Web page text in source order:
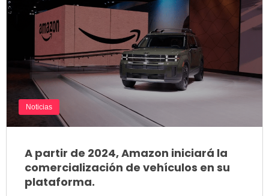
Noticias
A partir de 2024, Amazon iniciará la
comercialización de vehículos en su
plataforma.